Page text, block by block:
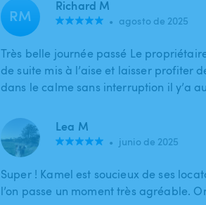
RM Richard M
• agosto de 2025
Très belle journée passé Le
de suite mis à l’aise et laisser profiter
dans le calme sans interruption il y’a
Lea M
• junio de 2025
Super ! Kamel est soucieux de ses
l’on passe un moment très agréable.